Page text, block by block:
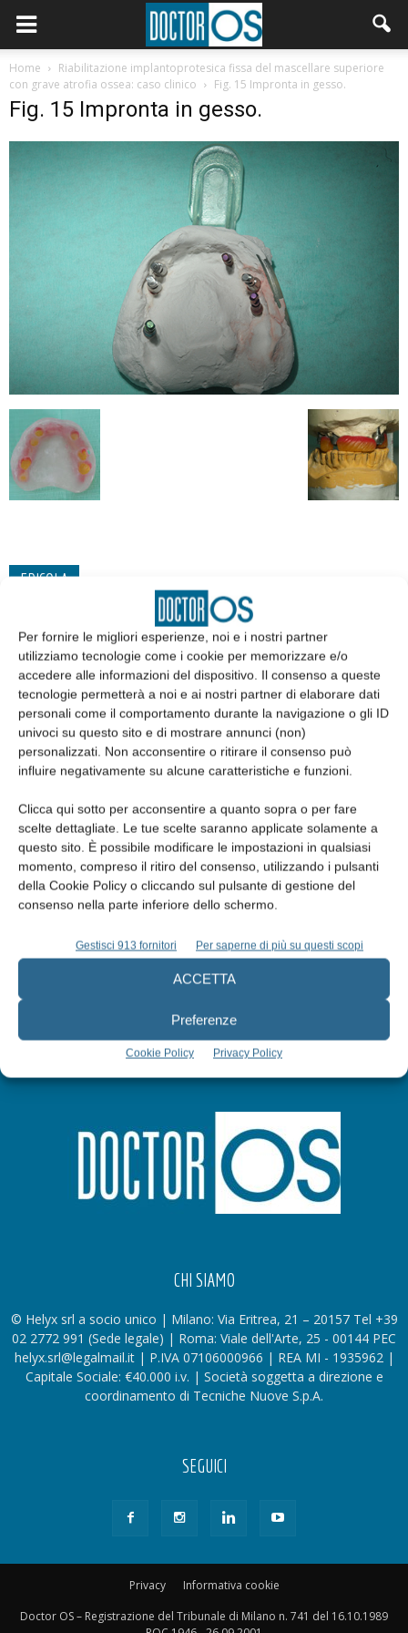
Per fornire le migliori esperienze, noi e i nostri partner
utilizziamo tecnologie come i cookie per memorizzare e/o
accedere alle informazioni del dispositivo. Il consenso a queste
tecnologie permetterà a noi e ai nostri partner di elaborare dati
personali come il comportamento durante la navigazione o gli ID
univoci su questo sito e di mostrare annunci (non)
personalizzati. Non acconsentire o ritirare il consenso può
influire negativamente su alcune caratteristiche e funzioni.
Clicca qui sotto per acconsentire a quanto sopra o per fare
scelte dettagliate. Le tue scelte saranno applicate solamente a
questo sito. È possibile modificare le impostazioni in qualsiasi
momento, compreso il ritiro del consenso, utilizzando i pulsanti
della Cookie Policy o cliccando sul pulsante di gestione del
consenso nella parte inferiore dello schermo.
Gestisci 913 fornitori Per saperne di più su questi scopi
ACCETTA
Preferenze
Cookie Policy Privacy Policy
Home
Riabilitazione implantoprotesica fissa del mascellare superiore
con grave atrofia ossea: caso clinico
Fig. 15 Impronta in gesso.
Fig. 15 Impronta in gesso.
EDICOLA
Edicola web
Abbonati
Iscriviti alla newsletter
CHI SIAMO
© Helyx srl a socio unico | Milano: Via Eritrea, 21 – 20157 Tel +39
02 2772 991 (Sede legale) | Roma: Viale dell'Arte, 25 - 00144 PEC
helyx.srl@legalmail.it | P.IVA 07106000966 | REA MI - 1935962 |
Capitale Sociale: €40.000 i.v. | Società soggetta a direzione e
coordinamento di Tecniche Nuove S.p.A.
SEGUICI
Privacy
Informativa cookie
Doctor OS – Registrazione del Tribunale di Milano n. 741 del 16.10.1989